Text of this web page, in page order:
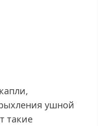
ушной
такие